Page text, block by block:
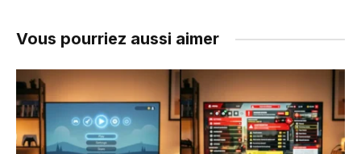
Vous pourriez aussi aimer